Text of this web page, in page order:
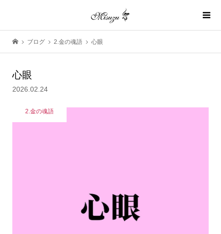
ブログ 2.金の魂語 心眼
心眼
2026.02.24
2.金の魂語